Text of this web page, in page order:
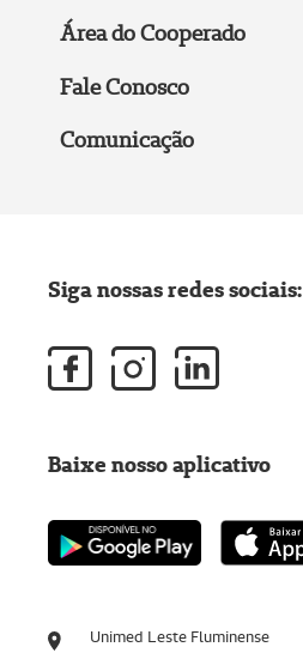
Área do Cooperado
Fale Conosco
Comunicação
Unimed Leste Fluminense
Siga nossas redes sociais:
Baixe nosso aplicativo